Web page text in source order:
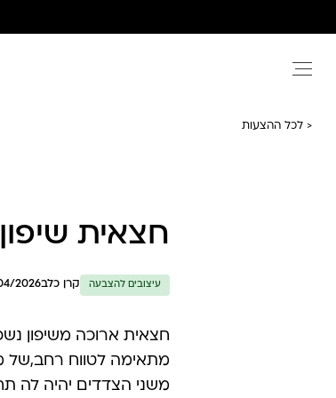
< לכל ההצעות
חצאית
עיצובים להצבעה קרן כלב2026
חצאית ארוכה משיפון
מתאימה לטווח רחב,של
משני הצדדים יהיה לה